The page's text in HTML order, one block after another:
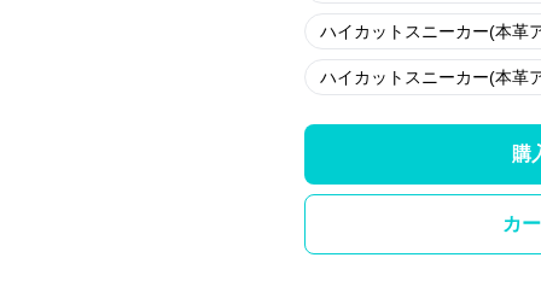
ハイカットスニーカー(本革
ハイカットスニーカー(本革
購
カ